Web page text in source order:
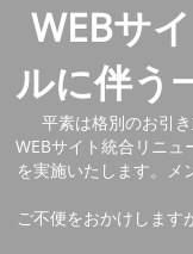
WEBサ
ルに伴う
平素は格別のお引
WEBサイト統合リニュ
を実施いたします。メ
ご不便をおかけします